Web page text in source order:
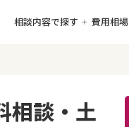
相談内容で探す 費用相場
相談・土